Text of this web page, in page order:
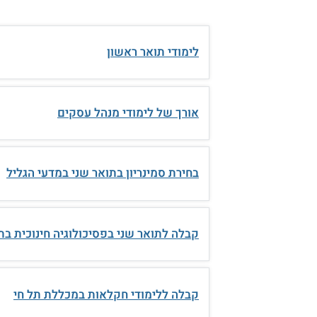
לימודי תואר ראשון
אורך של לימודי מנהל עסקים
בחירת סמינריון בתואר שני במדעי הגליל
קבלה לתואר שני בפסיכולוגיה חינוכית
קבלה ללימודי חקלאות במכללת תל חי